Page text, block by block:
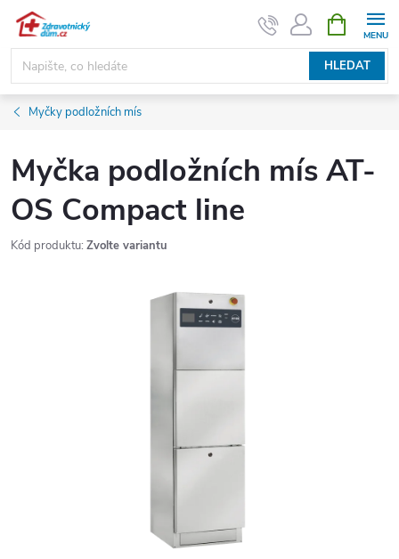
Přejít
obsah
HLEDAT
NÁKUPNÍ
KOŠÍK
Myčky podložních mís
Myčka podložních mís AT-
OS Compact line
Kód produktu: Zvolte variantu